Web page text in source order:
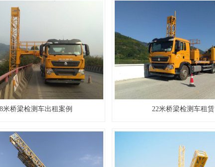
米桥梁检测车出租案例 22米桥梁检测车租赁